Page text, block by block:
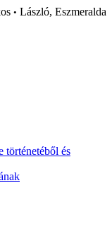
• László, Eszmeralda
történetéből és